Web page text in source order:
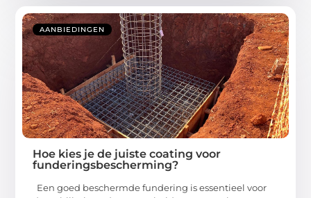
AANBIEDINGEN
Hoe kies je de juiste coating voor
funderingsbescherming?
Een goed beschermde fundering is essentieel voor